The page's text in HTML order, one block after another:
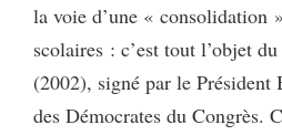
la voie d’une « consolidation
scolaires : c’est tout l’objet du
(2002), signé par le Président
des Démocrates du Congrès.